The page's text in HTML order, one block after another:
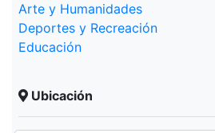
Arte y Humanidades
Deportes y Recreación
Educación
Ubicación